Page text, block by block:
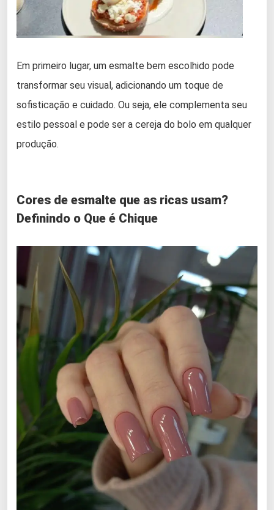
Em primeiro lugar, um esmalte bem escolhido pode
transformar seu visual, adicionando um toque de
sofisticação e cuidado. Ou seja, ele complementa seu
estilo pessoal e pode ser a cereja do bolo em qualquer
produção.
Cores de esmalte que as ricas usam?
Definindo o Que é Chique